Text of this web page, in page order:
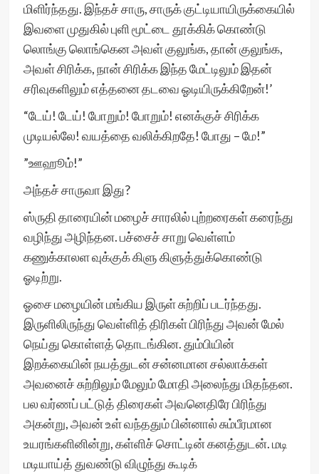
மிளிர்ந்தது. இந்தச் சாரு, சாருக் குட்டியாயிருக்கையில்
இவளை முதுகில் புளி மூட்டை தூக்கிக் கொண்டு
லொங்கு லொங்கென அவள் குலுங்க, தான் குலுங்க,
அவள் சிரிக்க, நான் சிரிக்க இந்த மேட்டிலும் இதன்
சரிவுகளிலும் எத்தனை தடவை ஓடியிருக்கிறேன்!’
“டேய்! டேய்! போறும்! போறும்! எனக்குச் சிரிக்க
முடியல்லே! வயத்தை வலிக்கிறதே! போது – மே!”
”ஊஹூம்!”
அந்தச் சாருவா இது?
ஸ்ருதி தாரையின் மழைச் சாரலில் புற்றரைகள் கரைந்து
வழிந்து அழிந்தன. பச்சைச் சாறு வெள்ளம்
கணுக்காலள வுக்குக் கிளு கிளுத்துக்கொண்டு
ஓடிற்று.
ஓசை மழையின் மங்கிய இருள் சுற்றிப் படர்ந்தது.
இருளிலிருந்து வெள்ளித் திரிகள் பிரிந்து அவன் மேல்
நெய்து கொள்ளத் தொடங்கின. தும்பியின்
இறக்கையின் நயத்துடன் சன்னமான சல்லாக்கள்
அவனைச் சுற்றிலும் மேலும் மோதி அலைந்து மிதந்தன.
பல வர்ணப் பட்டுத் திரைகள் அவனெதிரே பிரிந்து
அகன்று, அவன் உள் வந்ததும் பின்னால் சும்பீரமான
உயரங்களினின்று, கள்ளிச் சொட்டின் கனத்துடன். மடி
மடியாய்த் துவண்டு விழுந்து கூடிக்